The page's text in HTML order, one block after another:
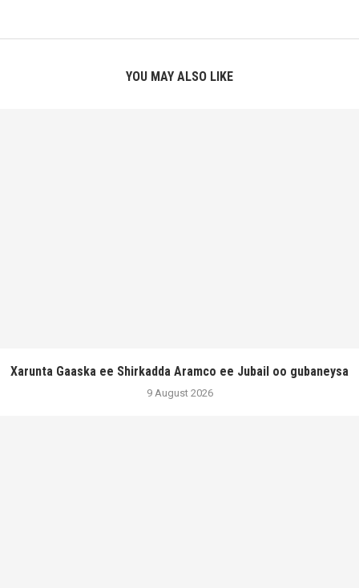
YOU MAY ALSO LIKE
Xarunta Gaaska ee Shirkadda Aramco ee Jubail oo gubaneysa
9 August 2026